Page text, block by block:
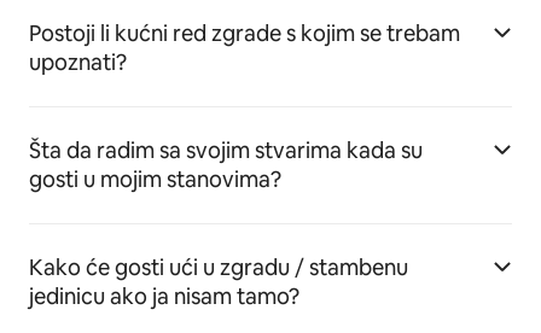
Postoji li kućni red zgrade s kojim se trebam
upoznati?
Šta da radim sa svojim stvarima kada su
gosti u mojim stanovima?
Kako će gosti ući u zgradu / stambenu
jedinicu ako ja nisam tamo?